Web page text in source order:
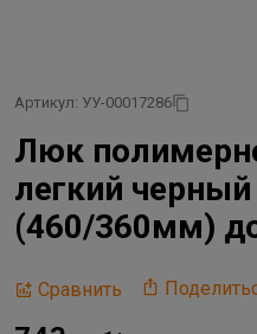
Артикул: УУ-00017286
Люк
легкий
(460/360мм)
Сравнить